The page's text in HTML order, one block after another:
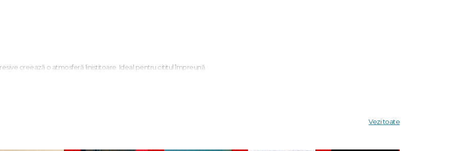
creează o atmosferă liniștitoare. Ideal pentru cititul împreună.
Ilustrațiile bogate în detalii invită la descoperire. O poveste clasică pentru cei
Vezi toate